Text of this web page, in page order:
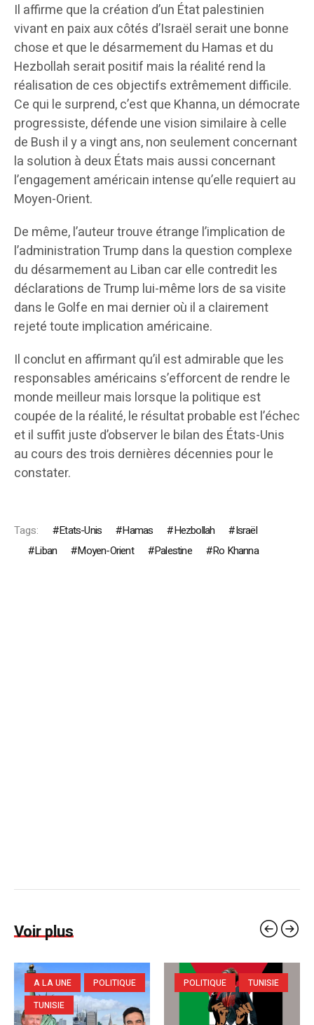
Il affirme que la création d’un État palestinien
vivant en paix aux côtés d’Israël serait une bonne
chose et que le désarmement du Hamas et du
Hezbollah serait positif mais la réalité rend la
réalisation de ces objectifs extrêmement difficile.
Ce qui le surprend, c’est que Khanna, un démocrate
progressiste, défende une vision similaire à celle
de Bush il y a vingt ans, non seulement concernant
la solution à deux États mais aussi concernant
l’engagement américain intense qu’elle requiert au
Moyen-Orient.
De même, l’auteur trouve étrange l’implication de
l’administration Trump dans la question complexe
du désarmement au Liban car elle contredit les
déclarations de Trump lui-même lors de sa visite
dans le Golfe en mai dernier où il a clairement
rejeté toute implication américaine.
Il conclut en affirmant qu’il est admirable que les
responsables américains s’efforcent de rendre le
monde meilleur mais lorsque la politique est
coupée de la réalité, le résultat probable est l’échec
et il suffit juste d’observer le bilan des États-Unis
au cours des trois dernières décennies pour le
constater.
Tags: Etats-Unis Hamas Hezbollah
Israël
Liban
Moyen-Orient Palestine Ro Khanna
Voir plus
A LA UNE
POLITIQUE
TUNISIE
POLITIQUE TUNISIE